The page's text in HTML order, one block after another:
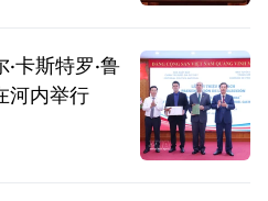
卡斯特罗·鲁
河内举行